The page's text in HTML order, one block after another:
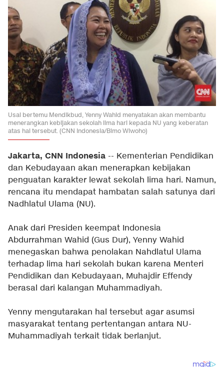
Usai bertemu Mendikbud, Yenny Wahid menyatakan akan membantu
menerangkan kebijakan sekolah lima hari kepada NU yang keberatan
atas hal tersebut. (CNN Indonesia/Bimo Wiwoho)
Jakarta, CNN Indonesia -- Kementerian Pendidikan
dan Kebudayaan akan menerapkan kebijakan
penguatan karakter lewat sekolah lima hari. Namun,
rencana itu mendapat hambatan salah satunya dari
Nadhlatul Ulama (NU).
Anak dari Presiden keempat Indonesia
Abdurrahman Wahid (Gus Dur), Yenny Wahid
menegaskan bahwa penolakan Nahdlatul Ulama
terhadap lima hari sekolah bukan karena Menteri
Pendidikan dan Kebudayaan, Muhajdir Effendy
berasal dari kalangan Muhammadiyah.
Yenny mengutarakan hal tersebut agar asumsi
masyarakat tentang pertentangan antara NU-
Muhammadiyah terkait tidak berlanjut.